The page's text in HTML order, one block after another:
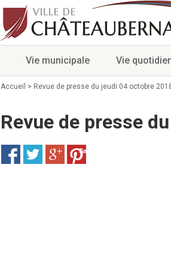
Vie municipale Vie
Accueil > Revue de presse du jeudi 04 octobre
Revue de presse
Save